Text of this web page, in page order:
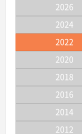
2026
2024
2022
2020
2018
2016
2014
2012